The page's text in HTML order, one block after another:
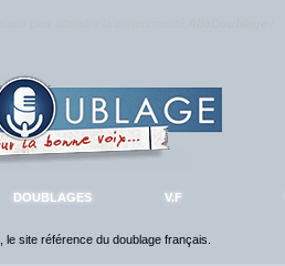
DOUBLAGES V.F
, le site référence du doublage français.